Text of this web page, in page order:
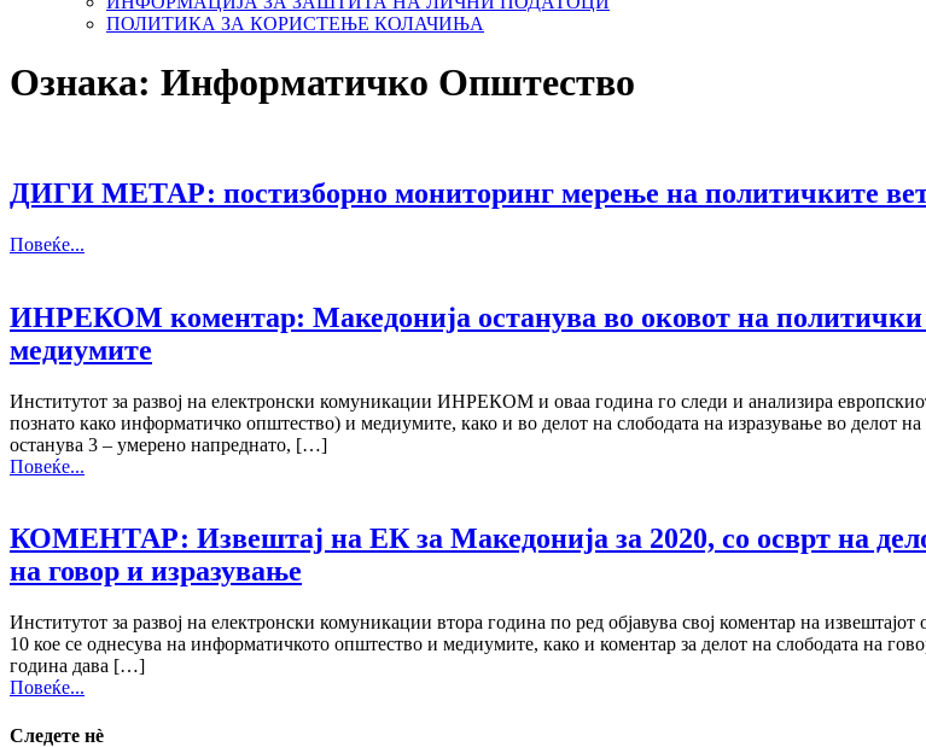
ПОЛИТИКА ЗА КОРИСТЕЊЕ КОЛАЧИЊА
Ознака: Информатичко Општество
ДИГИ МЕТАР: постизборно мониторинг мерење на политичките
Повеќе...
ИНРЕКОМ коментар: Македонија останува во оковот на политички
медиумите
Институтот за развој на електронски комуникации ИНРЕКОМ и оваа година го следи и анализира
познато како информатичко општество) и медиумите, како и во делот на слободата на изразување во делот
останува 3 – умерено напреднато, […]
Повеќе...
КОМЕНТАР: Извештај на ЕК за Македонија за 2020, со осврт на
на говор и изразување
Институтот за развој на електронски комуникации втора година по ред објавува свој коментар на
10 кое се однесува на информатичкото општество и медиумите, како и коментар за делот на слободата на
година дава […]
Повеќе...
Следете нѐ